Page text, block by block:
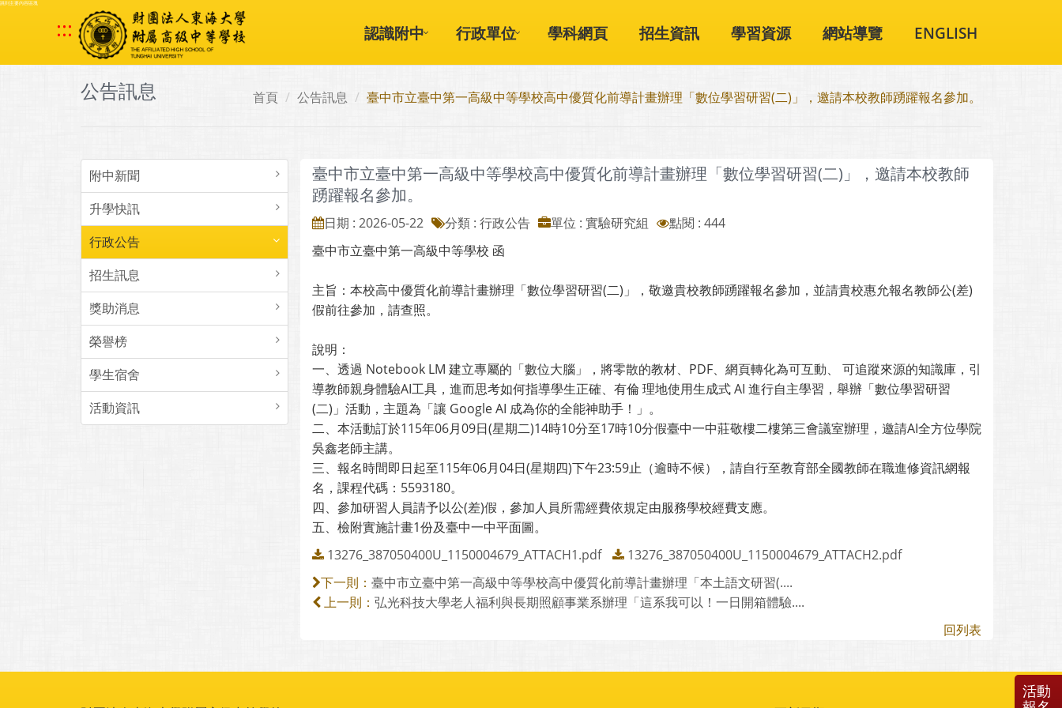
跳到主要內容區塊
::: 認識附中 行政單位 學科網頁 招生資訊 學習資源 網站導覽 ENGLISH
公告訊息 首頁 公告訊息 臺中市立臺中第一高級中等學校高中優質化前導計畫辦理「數位學習研習(二)」，邀請本校教師踴躍報名參加。
附中新聞
升學快訊
行政公告
招生訊息
獎助消息
榮譽榜
學生宿舍
活動資訊
臺中市立臺中第一高級中等學校高中優質化前導計畫辦理「數位學習研習(二)」，邀請本校教師
踴躍報名參加。
日期 : 2026-05-22 分類 : 行政公告 單位 : 實驗研究組
點閱 : 444
臺中市立臺中第一高級中等學校 函
主旨：本校高中優質化前導計畫辦理「數位學習研習(二)」，敬邀貴校教師踴躍報名參加，並請貴校惠允報名教師公(差)
假前往參加，請查照。
說明：
一、透過 Notebook LM 建立專屬的「數位大腦」，將零散的教材、PDF、網頁轉化為可互動、 可追蹤來源的知識庫，引
導教師親身體驗AI工具，進而思考如何指導學生正確、有倫 理地使用生成式 AI 進行自主學習，舉辦「數位學習研習
(二)」活動，主題為「讓 Google AI 成為你的全能神助手！」。
二、本活動訂於115年06月09日(星期二)14時10分至17時10分假臺中一中莊敬樓二樓第三會議室辦理，邀請AI全方位學院
吳鑫老師主講。
三、報名時間即日起至115年06月04日(星期四)下午23:59止（逾時不候），請自行至教育部全國教師在職進修資訊網報
名，課程代碼：5593180。
四、參加研習人員請予以公(差)假，參加人員所需經費依規定由服務學校經費支應。
五、檢附實施計畫1份及臺中一中平面圖。
13276_387050400U_1150004679_ATTACH1.pdf
13276_387050400U_1150004679_ATTACH2.pdf
下一則： 臺中市立臺中第一高級中等學校高中優質化前導計畫辦理「本土語文研習(....
上一則： 弘光科技大學老人福利與長期照顧事業系辦理「這系我可以！一日開箱體驗....
回列表
活動